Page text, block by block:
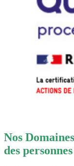
Nos
des